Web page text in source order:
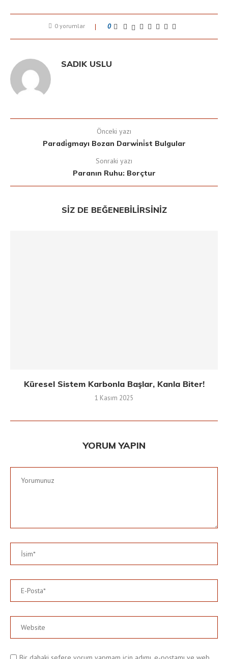
0 yorumlar 0
SADIK USLU
Önceki yazı
Paradi̇gmayı Bozan Darwi̇ni̇st Bulgular
Sonraki yazı
Paranın Ruhu: Borçtur
SIZ DE BEĞENEBILIRSINIZ
Küresel Sistem Karbonla Başlar, Kanla Biter!
1 Kasım 2025
YORUM YAPIN